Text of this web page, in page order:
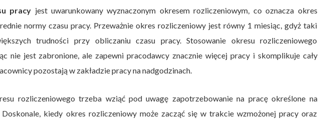
pracy jest uwarunkowany wyznaczonym okresem rozliczeniowym, co oznacza okres
normy czasu pracy. Przeważnie okres rozliczeniowy jest równy 1 miesiąc, gdyż taki
trudności przy obliczaniu czasu pracy. Stosowanie okresu rozliczeniowego
nie jest zabronione, ale zapewni pracodawcy znacznie więcej pracy i skomplikuje cały
pozostają w zakładzie pracy na nadgodzinach.
rozliczeniowego trzeba wziąć pod uwagę zapotrzebowanie na pracę określone na
kiedy okres rozliczeniowy może zacząć się w trakcie wzmożonej pracy oraz